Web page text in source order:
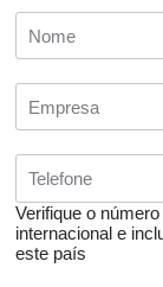
Verifique o
internacional e
este país